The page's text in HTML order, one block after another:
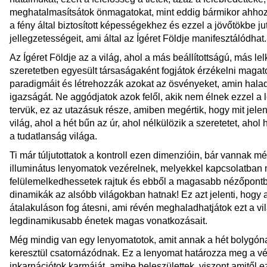
meghatalmasítsátok önmagatokat, mint eddig bármikor
a fény által biztosított képességekhez és ezzel a jövőtökbe
jellegzetességeit, ami által az Ígéret Földje manifesztálódhat.
Az Ígéret Földje az a világ, ahol a más beállítottságú, más
szeretetben egyesült társaságaként fogjátok érzékelni
paradigmáit és létrehozzák azokat az ösvényeket, amin
igazságát. Ne aggódjatok azok felől, akik nem élnek ezzel a
tervük, ez az utazásuk része, amiben megértik, hogy mit
világ, ahol a hét bűn az úr, ahol nélkülözik a szeretetet, ahol
a tudatlanság világa.
Ti már túljutottatok a kontroll ezen dimenzióin, bár vannak
illuminátus lenyomatok vezérelnek, melyekkel kapcsolatban
felülemelkedhessetek rajtuk és ebből a magasabb
dinamikák az alsóbb világokban hatnak! Ez azt jelenti, hogy
átalakuláson fog átesni, ami révén meghaladhatjátok ezt a
legdinamikusabb énetek magas vonatkozásait.
Még mindig van egy lenyomatotok, amit annak a hét
keresztül csatornázódnak. Ez a lenyomat határozza meg a